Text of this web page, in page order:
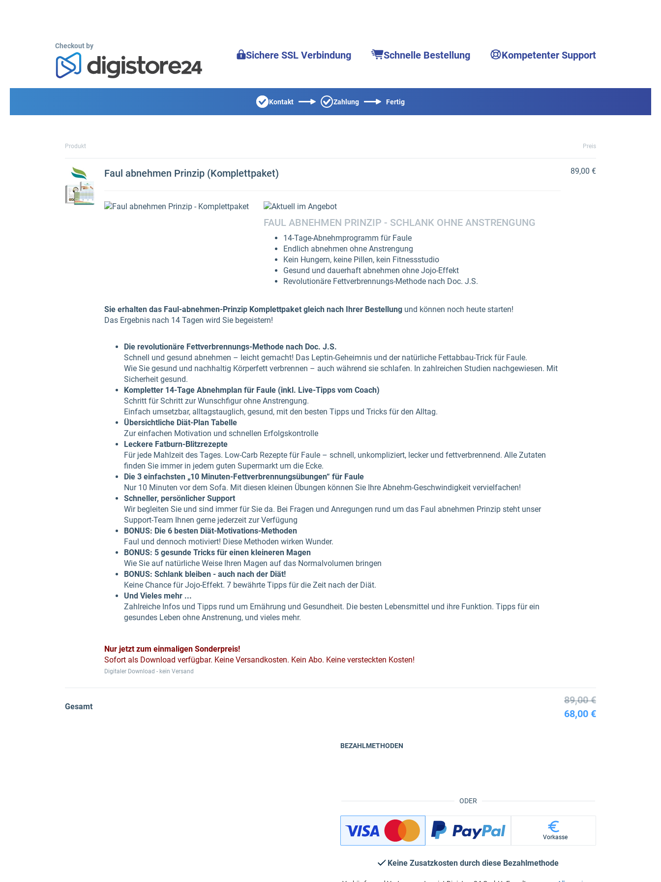
Checkout by
Sichere SSL Verbindung Schnelle Bestellung Kompetenter Support
Kontakt Zahlung Fertig
Produkt Preis
Faul abnehmen Prinzip (Komplettpaket)
FAUL ABNEHMEN PRINZIP - SCHLANK OHNE ANSTRENGUNG
14-Tage-Abnehmprogramm für Faule
Endlich abnehmen ohne Anstrengung
Kein Hungern, keine Pillen, kein Fitnessstudio
Gesund und dauerhaft abnehmen ohne Jojo-Effekt
Revolutionäre Fettverbrennungs-Methode nach Doc. J.S.
Sie erhalten das Faul-abnehmen-Prinzip Komplettpaket gleich nach Ihrer Bestellung und können noch heute starten!
Das Ergebnis nach 14 Tagen wird Sie begeistern!
Die revolutionäre Fettverbrennungs-Methode nach Doc. J.S.
Schnell und gesund abnehmen – leicht gemacht! Das Leptin-Geheimnis und der natürliche Fettabbau-Trick für Faule.
Wie Sie gesund und nachhaltig Körperfett verbrennen – auch während sie schlafen. In zahlreichen Studien nachgewiesen. Mit
Sicherheit gesund.
Kompletter 14-Tage Abnehmplan für Faule (inkl. Live-Tipps vom Coach)
Schritt für Schritt zur Wunschfigur ohne Anstrengung.
Einfach umsetzbar, alltagstauglich, gesund, mit den besten Tipps und Tricks für den Alltag.
Übersichtliche Diät-Plan Tabelle
Zur einfachen Motivation und schnellen Erfolgskontrolle
Leckere Fatburn-Blitzrezepte
Für jede Mahlzeit des Tages. Low-Carb Rezepte für Faule – schnell, unkompliziert, lecker und fettverbrennend. Alle Zutaten
finden Sie immer in jedem guten Supermarkt um die Ecke.
Die 3 einfachsten „10 Minuten-Fettverbrennungsübungen“ für Faule
Nur 10 Minuten vor dem Sofa. Mit diesen kleinen Übungen können Sie Ihre Abnehm-Geschwindigkeit vervielfachen!
Schneller, persönlicher Support
Wir begleiten Sie und sind immer für Sie da. Bei Fragen und Anregungen rund um das Faul abnehmen Prinzip steht unser
Support-Team Ihnen gerne jederzeit zur Verfügung
BONUS: Die 6 besten Diät-Motivations-Methoden
Faul und dennoch motiviert! Diese Methoden wirken Wunder.
BONUS: 5 gesunde Tricks für einen kleineren Magen
Wie Sie auf natürliche Weise Ihren Magen auf das Normalvolumen bringen
BONUS: Schlank bleiben - auch nach der Diät!
Keine Chance für Jojo-Effekt. 7 bewährte Tipps für die Zeit nach der Diät.
Und Vieles mehr ...
Zahlreiche Infos und Tipps rund um Ernährung und Gesundheit. Die besten Lebensmittel und ihre Funktion. Tipps für ein
gesundes Leben ohne Anstrenung, und vieles mehr.
Nur jetzt zum einmaligen Sonderpreis!
Sofort als Download verfügbar. Keine Versandkosten. Kein Abo. Keine versteckten Kosten!
Digitaler Download - kein Versand
89,00 €
Gesamt
89,00 €
68,00 €
ODER
BEZAHLMETHODEN
Vorkasse
Keine Zusatzkosten durch diese Bezahlmethode